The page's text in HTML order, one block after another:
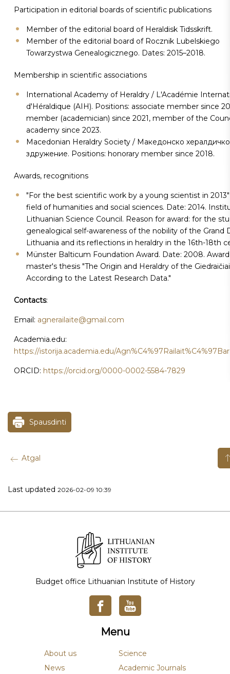
Participation in editorial boards of scientific publications
Member of the editorial board of Heraldisk Tidsskrift.
Member of the editorial board of Rocznik Lubelskiego
Towarzystwa Genealogicznego. Dates: 2015–2018.
Membership in scientific associations
International Academy of Heraldry / L'Académie
d'Héraldique (AIH). Positions: associate member since
member (academician) since 2021, member of the
academy since 2023.
Macedonian Heraldry Society / Македонско хералдичко
здружение. Positions: honorary member since 2018.
Awards, recognitions
"For the best scientific work by a young scientist in
field of humanities and social sciences. Date: 2014.
Lithuanian Science Council. Reason for award: for the
genealogical self-awareness of the nobility of the Grand
Lithuania and its reflections in heraldry in the 16th-18th
Münster Balticum Foundation Award. Date: 2008.
master's thesis "The Origin and Heraldry of the
According to the Latest Research Data."
Contacts:
Email: agnerailaite@gmail.com
Academia.edu:
https://istorija.academia.edu/
ORCID: https://orcid.org/0000-0002-5584-7829
Spausdinti
Atgal
Last updated 2026-02-09 10:39
Budget office Lithuanian Institute of History
Menu
About us
News
Science
Academic Journals